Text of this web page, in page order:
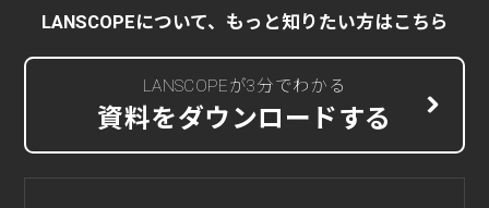
LANSCOPEについて、もっと知りたい方はこちら
LANSCOPEが3分でわかる
資料をダウンロードする